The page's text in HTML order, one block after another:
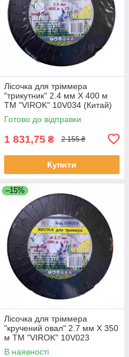
Лісочка для тріммера
"трикутник" 2.4 мм X 400 м
ТМ "VIROK" 10V034 (Китай)
Готово до відправки
1 831,75 ₴ 2 155 ₴
Купити
–15%
Лісочка для тріммера
"кручений овал" 2.7 мм X 350
м ТМ "VIROK" 10V023
(Китай)
В наявності